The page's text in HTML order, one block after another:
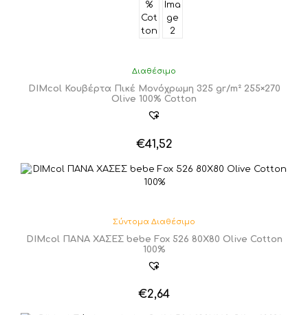
Διαθέσιμο
DIMcol Κουβέρτα Πικέ Μονόχρωμη 325 gr/m² 255×270
Olive 100% Cotton
€41,52
Σύντομα Διαθέσιμο
DIMcol ΠΑΝΑ ΧΑΣΕΣ bebe Fox 526 80X80 Olive Cotton
100%
€2,64